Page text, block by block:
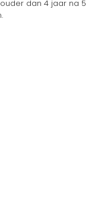
dan 4 jaar na 5